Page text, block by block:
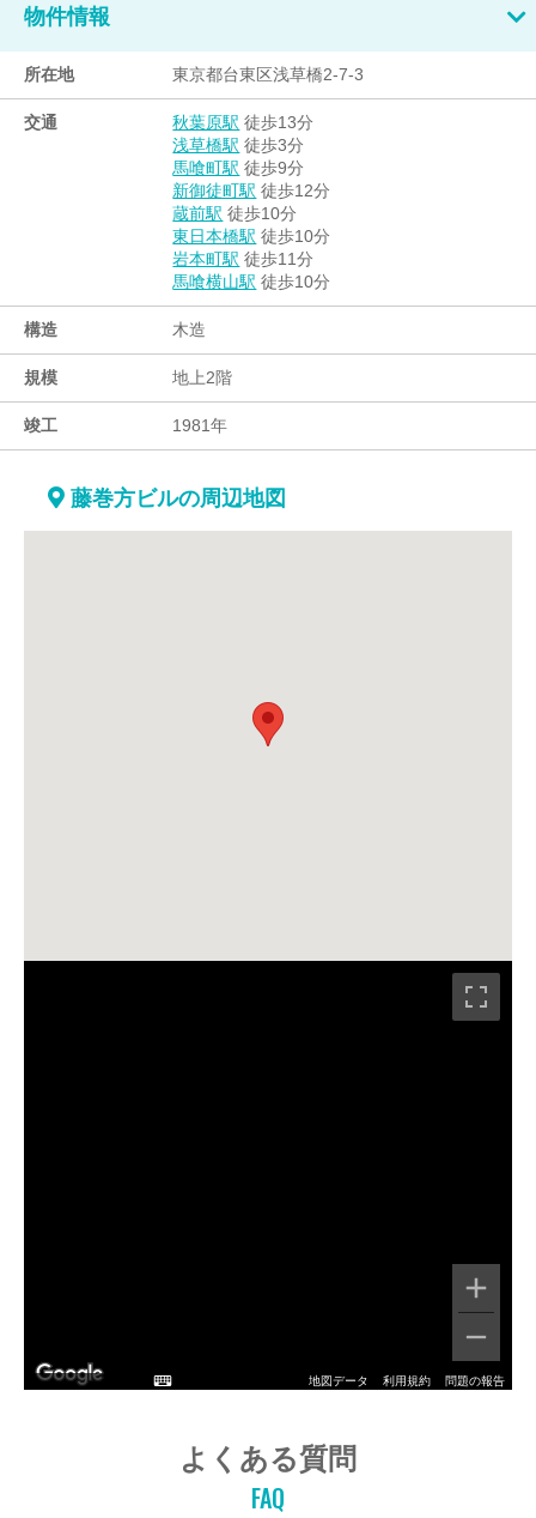
物件情報
所在地 東京都台東区浅草橋2-7-3
交通 秋葉原駅 徒歩13分
浅草橋駅 徒歩3分
馬喰町駅 徒歩9分
新御徒町駅 徒歩12分
蔵前駅 徒歩10分
東日本橋駅 徒歩10分
岩本町駅 徒歩11分
馬喰横山駅 徒歩10分
構造 木造
規模 地上2階
竣工 1981年
藤巻方ビルの周辺地図
地図データ 利用規約 問題の報告
よくある質問
FAQ